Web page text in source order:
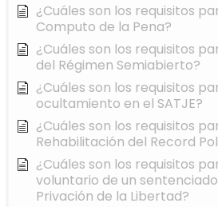
¿Cuáles son los requisitos
Computo de la Pena?
¿Cuáles son los requisitos
del Régimen Semiabierto?
¿Cuáles son los requisitos
ocultamiento en el SATJE?
¿Cuáles son los requisitos
Rehabilitación del Record
¿Cuáles son los requisitos
voluntario de un
Privación de la Libertad?